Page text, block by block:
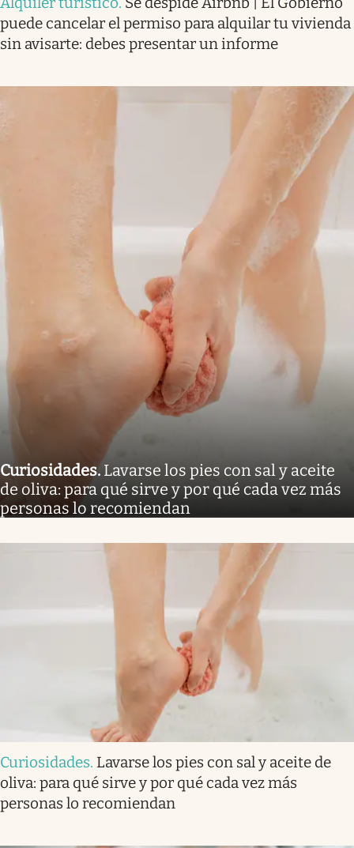
puede cancelar el permiso para alquilar tu vivienda
sin avisarte: debes presentar un informe
Curiosidades. Lavarse los pies con sal y aceite
de oliva: para qué sirve y por qué cada vez más
personas lo recomiendan
Curiosidades. Lavarse los pies con sal y aceite de
oliva: para qué sirve y por qué cada vez más
personas lo recomiendan